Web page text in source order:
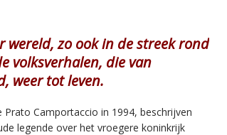
wereld, zo ook in de streek rond
volksverhalen, die van
weer tot leven.
Prato Camportaccio in 1994, beschrijven
legende over het vroegere koninkrijk